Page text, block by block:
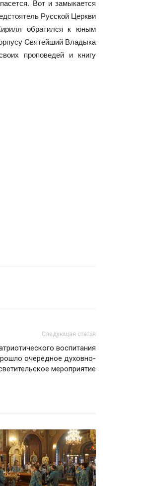
Вот и замыкается
Русской Церкви
обратился к юным
Святейший Владыка
проповедей и книгу
Следующая статья
воспитания
очередное духовно-
мероприятие